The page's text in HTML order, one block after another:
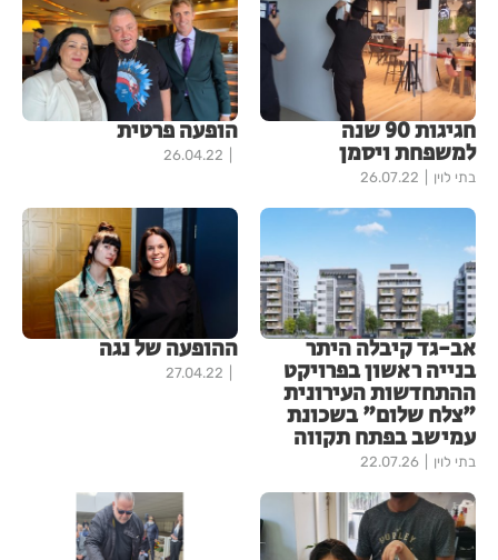
חגיגות 90 שנה
למשפחת ויסמן
בתי לוין 26.07.22
הופעה פרטית
26.04.22
אב-גד קיבלה היתר
בנייה ראשון בפרויקט
ההתחדשות העירונית
"צלח שלום" בשכונת
עמישב בפתח תקווה
בתי לוין 22.07.26
ההופעה של נגה
27.04.22